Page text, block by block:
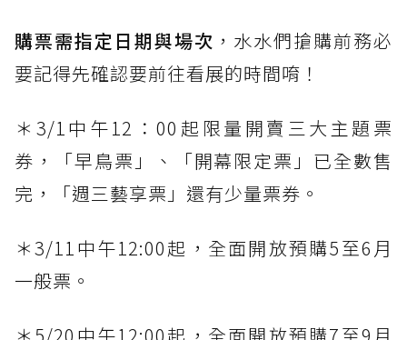
購票需指定日期與場次 ，水水們搶購前務必
要記得先確認要前往看展的時間唷！
＊3/1中午12：00起限量開賣三大主題票
券，「早鳥票」、「開幕限定票」已全數售
完，「週三藝享票」還有少量票券。
＊3/11中午12:00起，全面開放預購5至6月
一般票。